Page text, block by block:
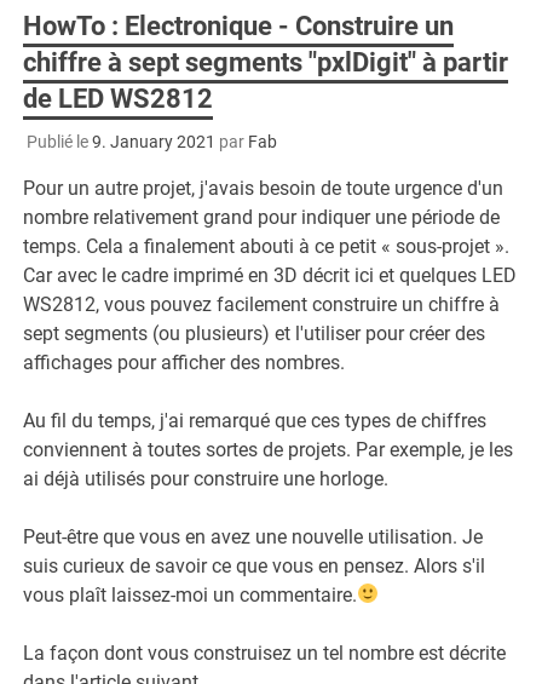
HowTo : Electronique - Construire un
chiffre à sept segments "pxlDigit" à partir
de LED WS2812
Publié le9. January 2021 par Fab
Pour un autre projet, j'avais besoin de toute urgence d'un
nombre relativement grand pour indiquer une période de
temps. Cela a finalement abouti à ce petit « sous-projet ».
Car avec le cadre imprimé en 3D décrit ici et quelques LED
WS2812, vous pouvez facilement construire un chiffre à
sept segments (ou plusieurs) et l'utiliser pour créer des
affichages pour afficher des nombres.
Au fil du temps, j'ai remarqué que ces types de chiffres
conviennent à toutes sortes de projets. Par exemple, je les
ai déjà utilisés pour construire une horloge.
Peut-être que vous en avez une nouvelle utilisation. Je
suis curieux de savoir ce que vous en pensez. Alors s'il
vous plaît laissez-moi un commentaire.
La façon dont vous construisez un tel nombre est décrite